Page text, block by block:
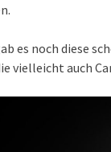
es noch diese
vielleicht auch